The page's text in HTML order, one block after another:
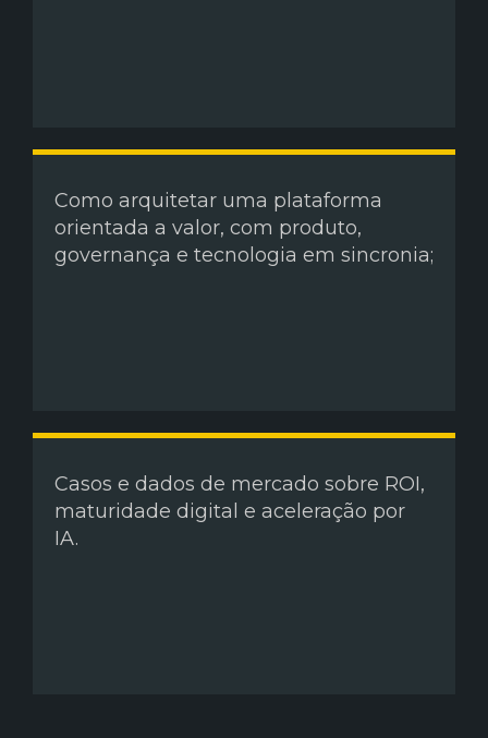
Como arquitetar uma plataforma
orientada a valor, com produto,
governança e tecnologia em sincronia;
Casos e dados de mercado sobre ROI,
maturidade digital e aceleração por
IA.